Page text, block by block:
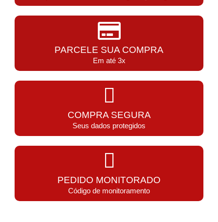
PARCELE SUA COMPRA
Em até 3x
COMPRA SEGURA
Seus dados protegidos
PEDIDO MONITORADO
Código de monitoramento